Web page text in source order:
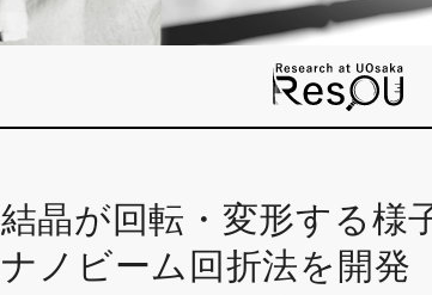
結晶が回転・変形する様
ナノビーム回折法を開発